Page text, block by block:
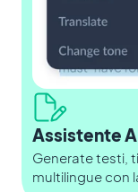
Assistente
Generate testi,
multilingue con